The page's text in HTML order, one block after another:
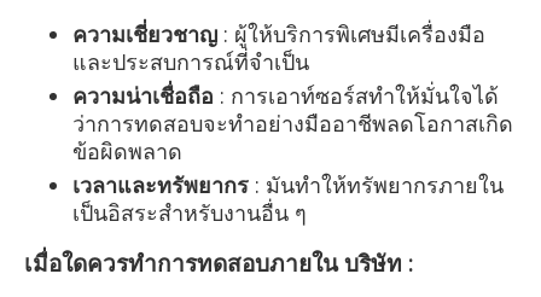
ความเชี่ยวชาญ : ผู้ให้บริการพิเศษมีเครื่องมือ
และประสบการณ์ที่จำเป็น
ความน่าเชื่อถือ : การเอาท์ซอร์สทำให้มั่นใจได้
ว่าการทดสอบจะทำอย่างมืออาชีพลดโอกาสเกิด
ข้อผิดพลาด
เวลาและทรัพยากร : มันทำให้ทรัพยากรภายใน
เป็นอิสระสำหรับงานอื่น ๆ
เมื่อใดควรทำการทดสอบภายใน บริษัท :